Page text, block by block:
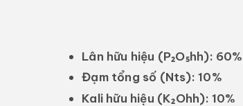
Lân hữu hiệu (P₂O₅hh): 60%
Đạm tổng số (Nts): 10%
Kali hữu hiệu (K₂Ohh): 10%